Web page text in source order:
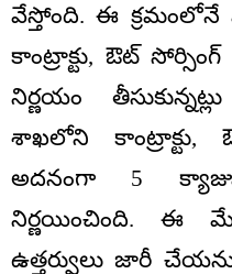
వేస్తోంది. ఈ
కాంట్రాక్టు, ఔట్
నిర్ణయం
శాఖలోని కాంట్రాక్టు,
అదనంగా 5
నిర్ణయించింది. ఈ
ఉత్తర్వులు జారీ